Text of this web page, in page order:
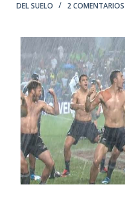
DEL SUELO
2 COMENTARIOS